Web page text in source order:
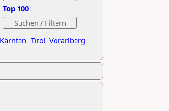
Kärnten Tirol Vorarlberg
Top 100